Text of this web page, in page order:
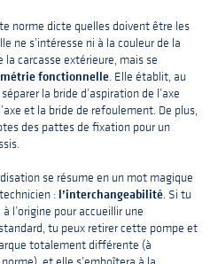
norme dicte quelles doivent être les
ne s’intéresse ni à la couleur de la
carcasse extérieure, mais se
fonctionnelle . Elle établit, au
la bride d’aspiration de l’axe
et la bride de refoulement. De plus,
des pattes de fixation pour un
se résume en un mot magique
: l’interchangeabilité. Si tu
l’origine pour accueillir une
tu peux retirer cette pompe et
totalement différente (à